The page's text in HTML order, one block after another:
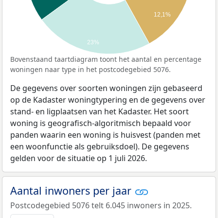
12,1%
23%
Bovenstaand taartdiagram toont het aantal en percentage
woningen naar type in het postcodegebied 5076.
De gegevens over soorten woningen zijn gebaseerd
op de Kadaster woningtypering en de gegevens over
stand- en ligplaatsen van het Kadaster. Het soort
woning is geografisch-algoritmisch bepaald voor
panden waarin een woning is huisvest (panden met
een woonfunctie als gebruiksdoel). De gegevens
gelden voor de situatie op 1 juli 2026.
Aantal inwoners per jaar
Postcodegebied 5076 telt 6.045 inwoners in 2025.